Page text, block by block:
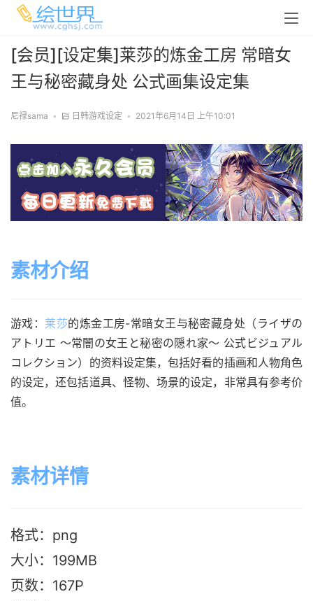
[会员][设定集]莱莎的炼金工房 常暗女
王与秘密藏身处 公式画集设定集
尼禄sama • 日韩游戏设定 • 2021年6月14日 上午10:01
素材介绍
游戏： 莱莎的炼金工房-常暗女王与秘密藏身处（ライザの
アトリエ ～常闇の女王と秘密の隠れ家～ 公式ビジュアル
コレクション）的资料设定集，包括好看的插画和人物角色
的设定，还包括道具、怪物、场景的设定，非常具有参考价
值。
素材详情
格式：png
大小：199MB
页数：167P